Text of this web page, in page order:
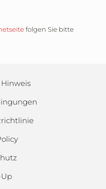
folgen Sie bitte